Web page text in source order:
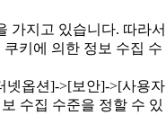
가지고 있습니다. 따라서
키에 의한 정보 수집 수
넷옵션]->[보안]->[사용자
수집 수준을 정할 수 있